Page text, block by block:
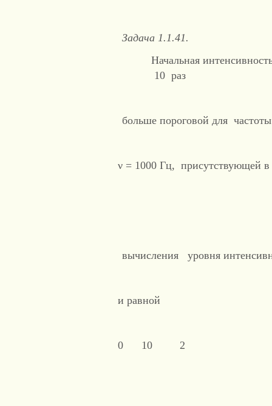
Задача 1.1.41.
Начальная
10 раз
больше пороговой для частоты
ν = 1000 Гц, присутствующей
вычисления уровня
и равной
0 10 2